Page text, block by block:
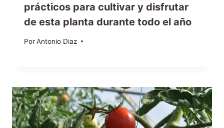
prácticos para cultivar y disfrutar
de esta planta durante todo el año
PorAntonio Diaz
25/08/2025